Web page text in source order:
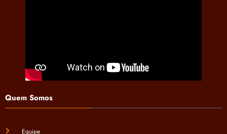
Quem Somos
Equipe